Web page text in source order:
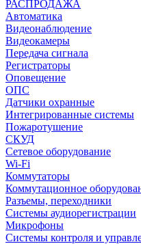
РАСПРОДАЖА
Автоматика
Видеонаблюдение
Видеокамеры
Передача сигнала
Регистраторы
Оповещение
ОПС
Датчики охранные
Интегрированные системы
Пожаротушение
СКУД
Сетевое оборудование
Wi-Fi
Коммутаторы
Коммутационное
Разъемы, переходники
Системы аудиорегистрации
Микрофоны
Системы контроля и